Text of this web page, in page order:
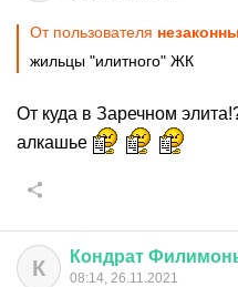
От пользователя
жильцы "илитного" ЖК
От куда в Заречном
алкашье
К Кондрат
08:14, 26.11.2021